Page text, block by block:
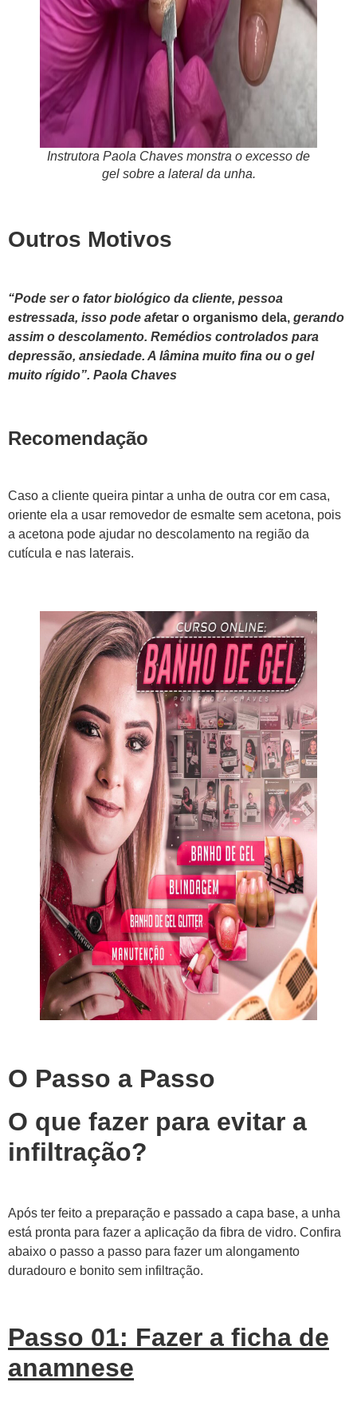
Instrutora Paola Chaves monstra o excesso de
gel sobre a lateral da unha.
Outros Motivos
“Pode ser o fator biológico da cliente, pessoa
estressada, isso pode afetar o organismo dela, gerando
assim o descolamento. Remédios controlados para
depressão, ansiedade. A lâmina muito fina ou o gel
muito rígido”. Paola Chaves
Recomendação
Caso a cliente queira pintar a unha de outra cor em casa,
oriente ela a usar removedor de esmalte sem acetona, pois
a acetona pode ajudar no descolamento na região da
cutícula e nas laterais.
O Passo a Passo
O que fazer para evitar a
infiltração?
Após ter feito a preparação e passado a capa base, a unha
está pronta para fazer a aplicação da fibra de vidro. Confira
abaixo o passo a passo para fazer um alongamento
duradouro e bonito sem infiltração.
Passo 01: Fazer a ficha de
anamnese